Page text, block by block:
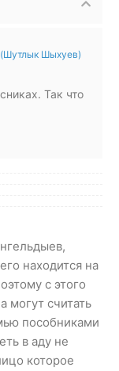
Шыхуев)
Так что
находится на
с этого
могут считать
пособниками
в аду не
которое